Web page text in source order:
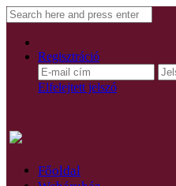
Regisztráció
Elfelejtett jelszó
Főoldal